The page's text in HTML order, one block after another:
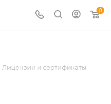
0
Лицензии и сертификаты